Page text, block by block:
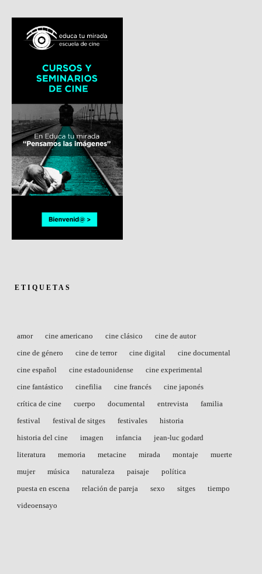
ETIQUETAS
amor cine americano cine clásico
cine de autor
cine de género
cine de terror cine digital
cine documental
cine español
cine estadounidense
cine experimental
cine fantástico
cinefilia cine francés
cine japonés
crítica de cine
cuerpo documental entrevista
familia
festival
festival de sitges festivales
historia
historia del cine
imagen infancia
jean-luc godard
literatura
memoria metacine mirada montaje
muerte
mujer
música naturaleza paisaje
política
puesta en escena
relación de pareja sexo sitges
tiempo
videoensayo